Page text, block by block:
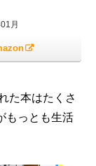
月
た本はたくさ
もっとも生活